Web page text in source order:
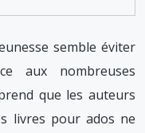
semble éviter
aux nombreuses
que les auteurs
livres pour ados ne